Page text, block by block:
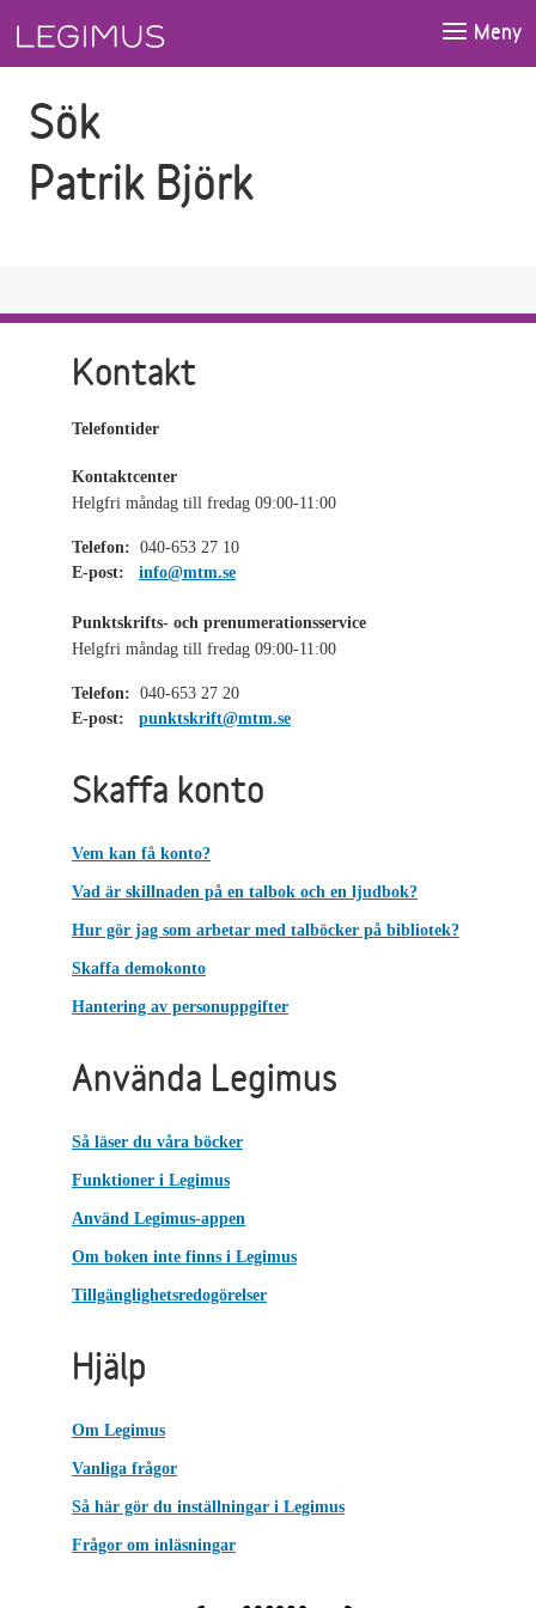
Meny
Sök
Patrik Björk
Kontakt
Telefontider
Kontaktcenter
Helgfri måndag till fredag 09:00-11:00
Telefon: 040-653 27 10
E-post:
info@mtm.se
Punktskrifts- och prenumerationsservice
Helgfri måndag till fredag 09:00-11:00
Telefon: 040-653 27 20
E-post:
punktskrift@mtm.se
Skaffa konto
Vem kan få konto?
Vad är skillnaden på en talbok och en ljudbok?
Hur gör jag som arbetar med talböcker på bibliotek?
Skaffa demokonto
Hantering av personuppgifter
Använda Legimus
Så läser du våra böcker
Funktioner i Legimus
Använd Legimus-appen
Om boken inte finns i Legimus
Tillgänglighetsredogörelser
Hjälp
Om Legimus
Vanliga frågor
Så här gör du inställningar i Legimus
Frågor om inläsningar